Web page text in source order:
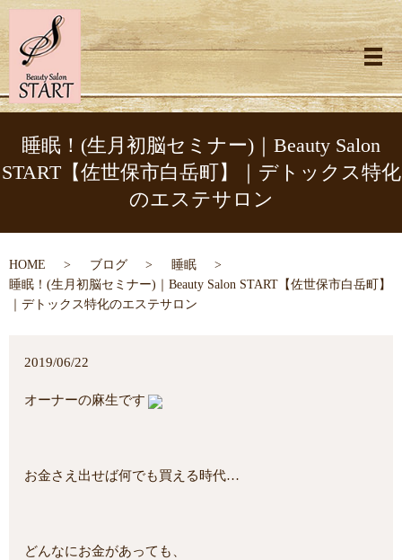
メ
睡眠！(生月初脳セミナー)｜Beauty Salon
START【佐世保市白岳町】｜デトックス特化
のエステサロン
HOME ブログ
睡眠
睡眠！(生月初脳セミナー)｜Beauty Salon START【佐世保市白岳町】
｜デトックス特化のエステサロン
2019/06/22
オーナーの麻生です
お金さえ出せば何でも買える時代…
どんなにお金があっても、